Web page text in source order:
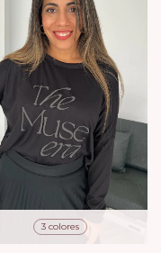
3 colores